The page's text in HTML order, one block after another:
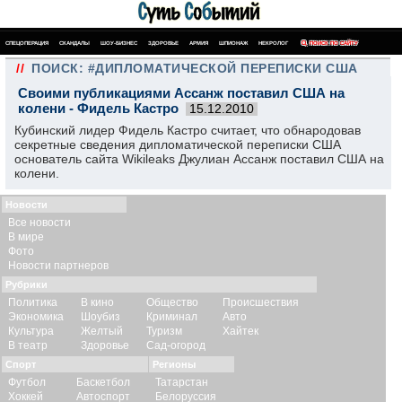
СПЕЦОПЕРАЦИЯ СКАНДАЛЫ ШОУ-БИЗНЕС ЗДОРОВЬЕ АРМИЯ ШПИОНАЖ НЕКРОЛОГ ПОИСК ПО САЙТУ
// ПОИСК: #ДИПЛОМАТИЧЕСКОЙ ПЕРЕПИСКИ США
Своими публикациями Ассанж поставил США на
колени - Фидель Кастро
15.12.2010
Кубинский лидер Фидель Кастро считает, что обнародовав
секретные сведения дипломатической переписки США
основатель сайта Wikileaks Джулиан Ассанж поставил США на
колени.
Новости
Все новости
В мире
Фото
Новости партнеров
Рубрики
Политика
Экономика
Культура
В театр
В кино
Шоубиз
Желтый
Здоровье
Общество
Криминал
Туризм
Сад-огород
Происшествия
Авто
Хайтек
Спорт
Футбол
Хоккей
Баскетбол
Автоспорт
Регионы
Татарстан
Белоруссия